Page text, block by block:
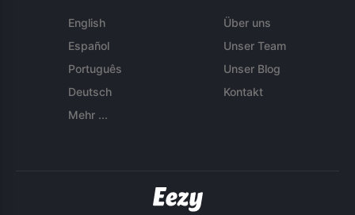
English
Español
Português
Deutsch
Mehr ...
Über uns
Unser Team
Unser Blog
Kontakt